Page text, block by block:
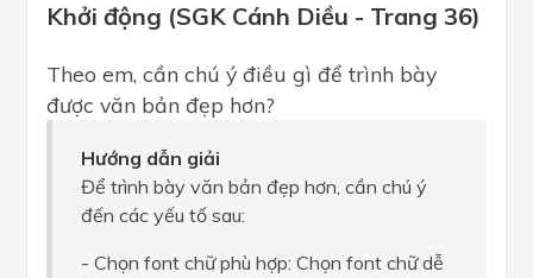
Khởi động (SGK Cánh Diều - Trang 36)
Theo em, cần chú ý điều gì để trình bày
được văn bản đẹp hơn?
Hướng dẫn giải
Để trình bày văn bản đẹp hơn, cần chú ý
đến các yếu tố sau:
- Chọn font chữ phù hợp: Chọn font chữ dễ